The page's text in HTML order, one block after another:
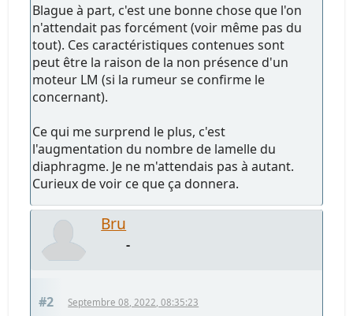
Blague à part, c'est une bonne chose que l'on
n'attendait pas forcément (voir même pas du
tout). Ces caractéristiques contenues sont
peut être la raison de la non présence d'un
moteur LM (si la rumeur se confirme le
concernant).
Ce qui me surprend le plus, c'est
l'augmentation du nombre de lamelle du
diaphragme. Je ne m'attendais pas à autant.
Curieux de voir ce que ça donnera.
Bru
-
#2 Septembre 08, 2022, 08:35:23